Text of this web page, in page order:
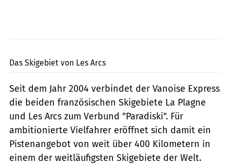
Das Skigebiet von Les Arcs
Seit dem Jahr 2004 verbindet der Vanoise Express
die beiden französischen Skigebiete La Plagne
und Les Arcs zum Verbund "Paradiski". Für
ambitionierte Vielfahrer eröffnet sich damit ein
Pistenangebot von weit über 400 Kilometern in
einem der weitläufigsten Skigebiete der Welt.